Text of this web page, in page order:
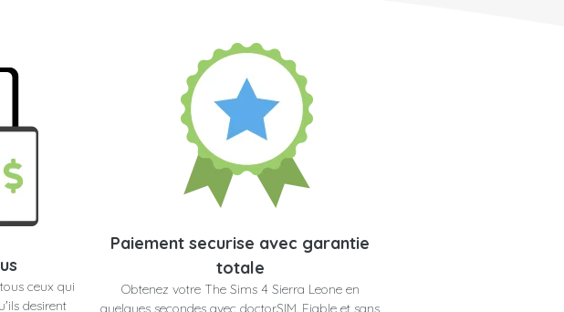
ceux qui
desirent
Paiement securise avec garantie
totale
Obtenez votre The Sims 4 Sierra Leone en
quelques secondes avec doctorSIM. Fiable et sans